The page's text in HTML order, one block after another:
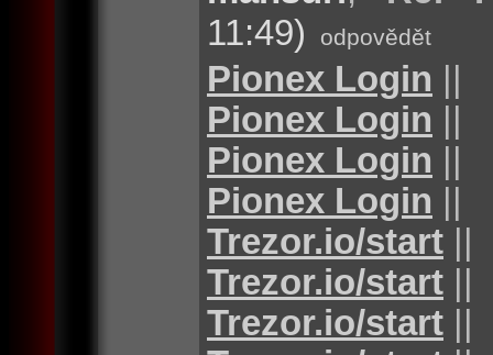
11:49)
odpovědět
Pionex Login ||
Pionex Login ||
Pionex Login ||
Pionex Login ||
Trezor.io/start ||
Trezor.io/start ||
Trezor.io/start ||